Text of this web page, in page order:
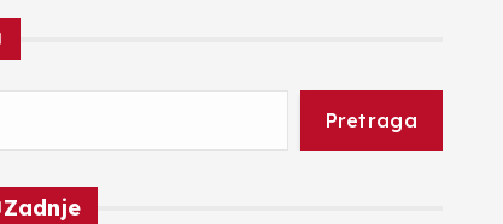
Pretraga
Zadnje